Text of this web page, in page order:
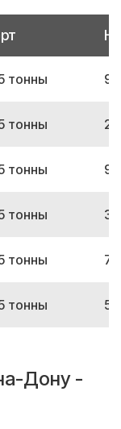
тонны
тонны
тонны
тонны
тонны
тонны
Дону -